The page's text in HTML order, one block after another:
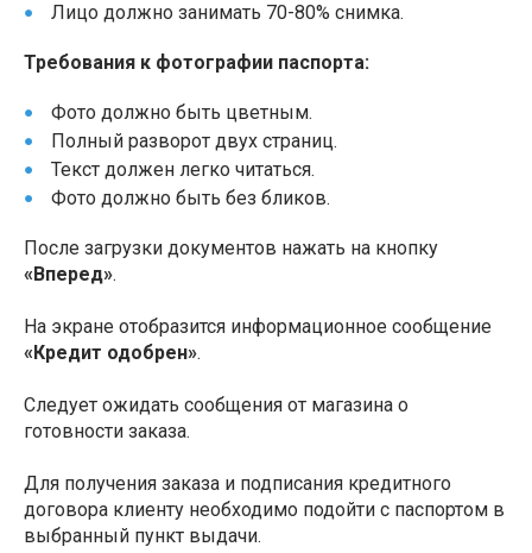
Лицо должно занимать 70-80% снимка.
Требования к фотографии паспорта:
Фото должно быть цветным.
Полный разворот двух страниц.
Текст должен легко читаться.
Фото должно быть без бликов.
После загрузки документов нажать на кнопку
«Вперед».
На экране отобразится информационное сообщение
«Кредит одобрен».
Следует ожидать сообщения от магазина о
готовности заказа.
Для получения заказа и подписания кредитного
договора клиенту необходимо подойти с паспортом в
выбранный пункт выдачи.